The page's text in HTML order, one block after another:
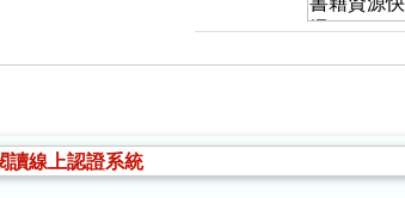
讀線上認證系統